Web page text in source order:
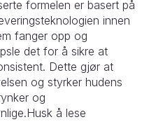
formelen er basert på
innen
fanger opp og
det for å sikre at
Dette gjør at
og styrker hudens
og
å lese